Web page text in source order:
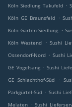
Köln Siedlung Takufeld .
Köln GE Braunsfeld .
Köln Garten-Siedlung .
Köln Westend
. Sushi
Ossendorf-Nord . Sushi
GE Vogelsang . Sushi
GE Schlachthof-Süd
.
Parkgürtel-Süd . Sushi
Melaten . Sushi